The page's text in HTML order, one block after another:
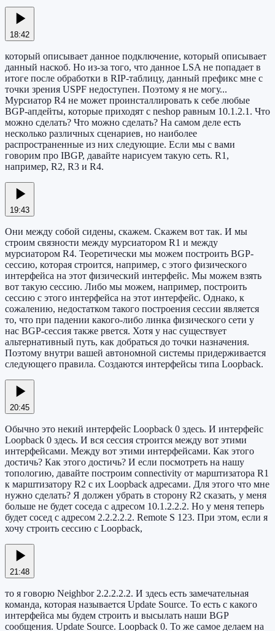
18:42
который описывает данное подключение, который описывает
данный наскоб. Но из-за того, что данное LSA не попадает в
итоге после обработки в RIP-таблицу, данный префикс мне с
точки зрения USPF недоступен. Поэтому я не могу...
Мурсиатор R4 не может проинсталлировать к себе любые
BGP-апдейты, которые приходят с neshop равным 10.1.2.1. Что
можно сделать? Что можно сделать? На самом деле есть
несколько различных сценариев, но наиболее
распространенные из них следующие. Если мы с вами
говорим про IBGP, давайте нарисуем такую сеть. R1,
например, R2, R3 и R4.
19:43
Они между собой сидены, скажем. Скажем вот так. И мы
строим связности между мурсиатором R1 и между
мурсиатором R4. Теоретически мы можем построить BGP-
сессию, которая строится, например, с этого физического
интерфейса на этот физический интерфейс. Мы можем взять
вот такую сессию. Либо мы можем, например, построить
сессию с этого интерфейса на этот интерфейс. Однако, к
сожалению, недостатком такого построения сессии является
то, что при падении какого-либо линка физического сети у
нас BGP-сессия также рвется. Хотя у нас существует
альтернативный путь, как добраться до точки назначения.
Поэтому внутри вашей автономной системы придерживается
следующего правила. Создаются интерфейсы типа Loopback.
20:45
Обычно это некий интерфейс Loopback 0 здесь. И интерфейс
Loopback 0 здесь. И вся сессия строится между вот этими
интерфейсами. Между вот этими интерфейсами. Как этого
достичь? Как этого достичь? И если посмотреть на нашу
топологию, давайте построим connectivity от марштизатора R1
к марштизатору R2 с их Loopback адресами. Для этого что мне
нужно сделать? Я должен убрать в сторону R2 сказать, у меня
больше не будет соседа с адресом 10.1.2.2.2. Но у меня теперь
будет сосед с адресом 2.2.2.2.2. Remote S 123. При этом, если я
хочу строить сессию с Loopback,
21:48
то я говорю Neighbor 2.2.2.2.2. И здесь есть замечательная
команда, которая называется Update Source. То есть с какого
интерфейса мы будем строить и высылать наши BGP
сообщения. Update Source. Loopback 0. То же самое делаем на